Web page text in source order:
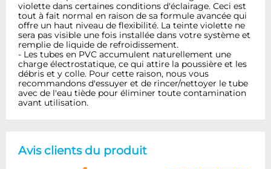
violette dans certaines conditions d'éclairage. Ceci est
tout à fait normal en raison de sa formule avancée qui
offre un haut niveau de flexibilité. La teinte violette ne
sera pas visible une fois installée dans votre système et
remplie de liquide de refroidissement.
- Les tubes en PVC accumulent naturellement une
charge électrostatique, ce qui attire la poussière et les
débris et y colle. Pour cette raison, nous vous
recommandons d'essuyer et de rincer/nettoyer le tube
avec de l'eau tiède pour éliminer toute contamination
avant utilisation.
Avis clients du produit